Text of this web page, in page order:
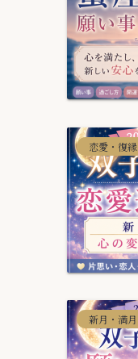
恋愛・復縁
新月・満月